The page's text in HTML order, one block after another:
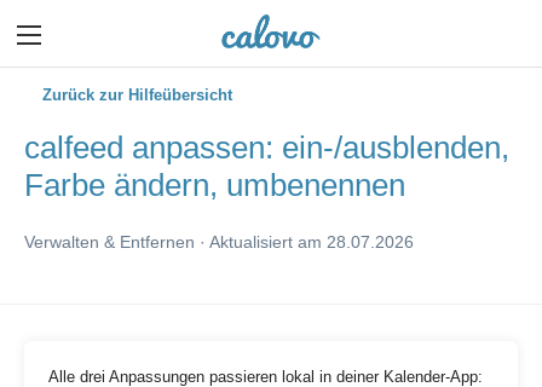
Zurück zur Hilfeübersicht
calfeed anpassen: ein-/ausblenden,
Farbe ändern, umbenennen
Verwalten & Entfernen · Aktualisiert am 28.07.2026
Alle drei Anpassungen passieren lokal in deiner Kalender-App: